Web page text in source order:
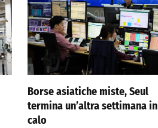
Borse asiatiche miste, Seul
termina un’altra settimana in
calo